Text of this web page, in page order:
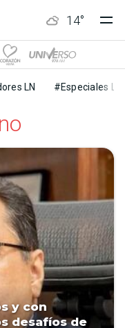
14°
LN #Especiales LN
y con
desafíos de